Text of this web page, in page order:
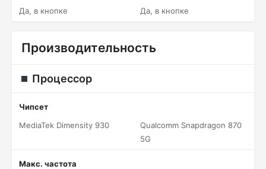
Да, в кнопке Да, в кнопке
Производительность
Процессор
Чипсет
MediaTek Dimensity 930
Qualcomm Snapdragon 870
5G
Макс. частота